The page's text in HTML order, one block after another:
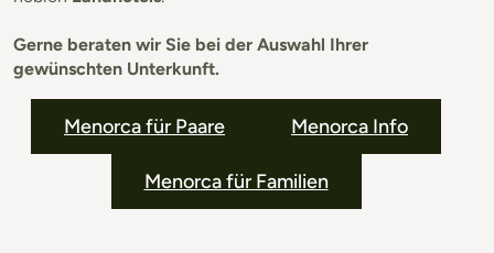
Gerne beraten wir Sie bei der Auswahl Ihrer
gewünschten Unterkunft.
Menorca für Paare Menorca Info
Menorca für Familien